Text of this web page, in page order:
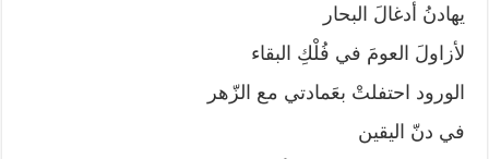
يهادنُ أدغالَ البحار
لأزاولَ العومَ في فُلْكِ البقاء
الورود احتفلتْ بعَمادتي مع الزّهر
في دنّ اليقين